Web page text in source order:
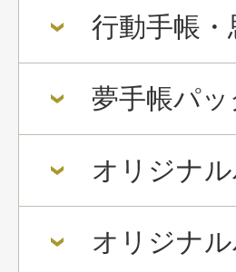
行動手帳
夢手帳パッ
オリジナ
オリジナ